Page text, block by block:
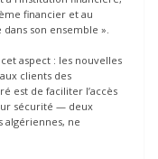
financier et au
son ensemble ».
aspect : les nouvelles
clients des
est de faciliter l’accès
sécurité — deux
algériennes, ne